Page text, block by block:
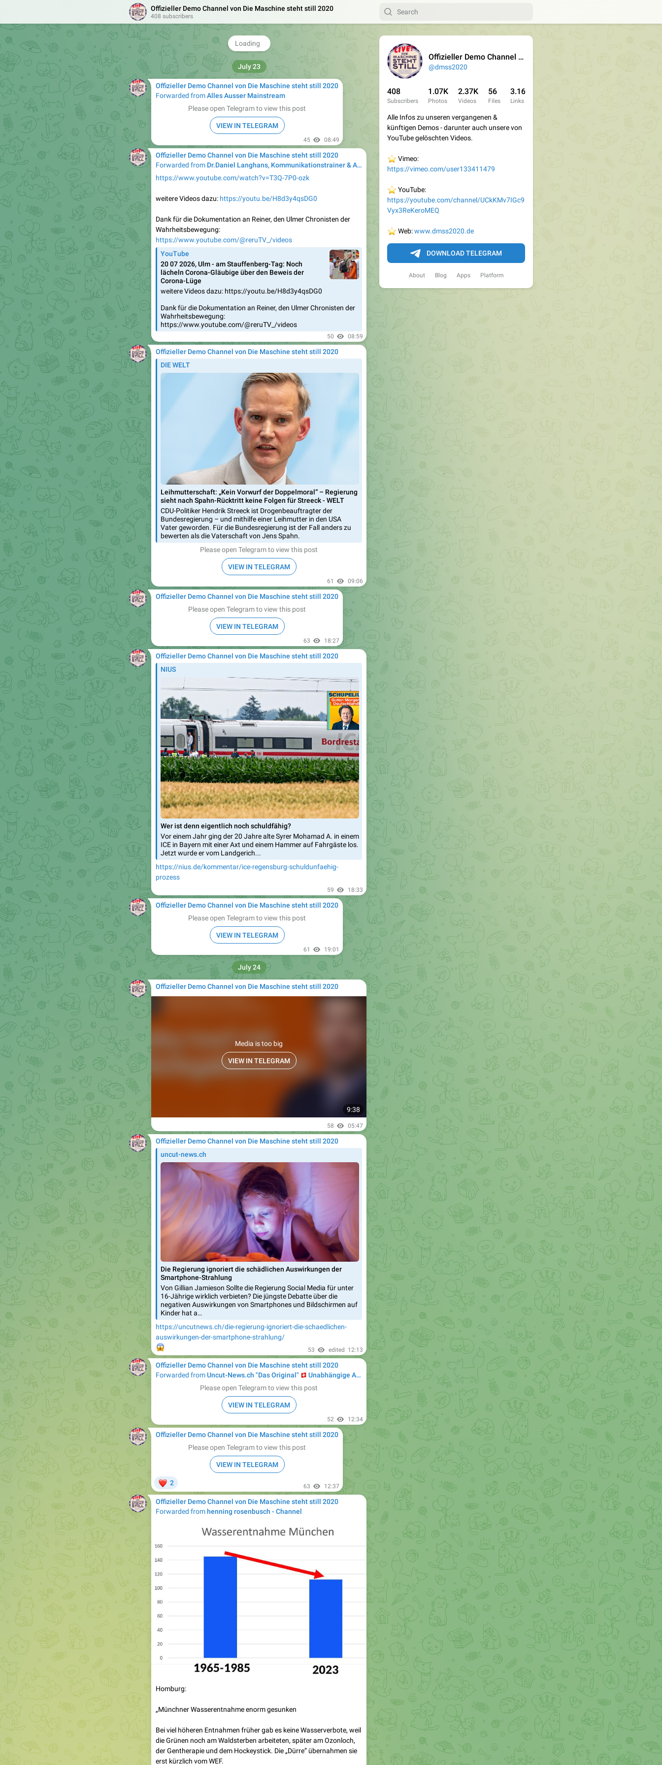
Offizieller Demo Channel von Die Maschine steht still 2020
@dmss2020
408
Subscribers
1.07K
Photos
2.37K
Videos
56
Files
3.16K
Links
Alle Infos zu unseren vergangenen &
künftigen Demos - darunter auch unsere von
YouTube gelöschten Videos.
⭐️Vimeo:
https://vimeo.com/user133411479
⭐️YouTube:
https://youtube.com/channel/UCkKMv7IGc9
Vyx3ReKeroMEQ
⭐️Web:www.dmss2020.de
DOWNLOAD TELEGRAM
About Blog Apps Platform
Offizieller Demo Channel von Die Maschine steht still 2020
408 subscribers
Offizieller Demo Channel von Die Maschine steht still 2020
Forwarded fromAlles Ausser Mainstream
Please open Telegram to view this post
VIEW IN TELEGRAM
45 08:49
July 23
Offizieller Demo Channel von Die Maschine steht still 2020
Forwarded from Dr.Daniel Langhans, Kommunikationstrainer & Aktivist für die Menschenwürde
https://www.youtube.com/watch?v=T3Q-7P0-ozk
weitere Videos dazu: https://youtu.be/H8d3y4qsDG0
Dank für die Dokumentation an Reiner, den Ulmer Chronisten der
Wahrheitsbewegung:
https://www.youtube.com/@reruTV_/videos
YouTube
20 07 2026, Ulm - am Stauffenberg-Tag: Noch
lächeln Corona-Gläubige über den Beweis der
Corona-Lüge
weitere Videos dazu: https://youtu.be/H8d3y4qsDG0
Dank für die Dokumentation an Reiner, den Ulmer Chronisten der
Wahrheitsbewegung:
https://www.youtube.com/@reruTV_/videos
50 08:59
Offizieller Demo Channel von Die Maschine steht still 2020
DIE WELT
Leihmutterschaft: „Kein Vorwurf der Doppelmoral“ – Regierung
sieht nach Spahn-Rücktritt keine Folgen für Streeck - WELT
CDU-Politiker Hendrik Streeck ist Drogenbeauftragter der
Bundesregierung – und mithilfe einer Leihmutter in den USA
Vater geworden. Für die Bundesregierung ist der Fall anders zu
bewerten als die Vaterschaft von Jens Spahn.
Please open Telegram to view this post
VIEW IN TELEGRAM
61 09:06
Offizieller Demo Channel von Die Maschine steht still 2020
Please open Telegram to view this post
VIEW IN TELEGRAM
63 18:27
Offizieller Demo Channel von Die Maschine steht still 2020
NIUS
Wer ist denn eigentlich noch schuldfähig?
Vor einem Jahr ging der 20 Jahre alte Syrer Mohamad A. in einem
ICE in Bayern mit einer Axt und einem Hammer auf Fahrgäste los.
Jetzt wurde er vom Landgerich...
https://nius.de/kommentar/ice-regensburg-schuldunfaehig-
prozess
59 18:33
Offizieller Demo Channel von Die Maschine steht still 2020
Please open Telegram to view this post
VIEW IN TELEGRAM
61 19:01
Offizieller Demo Channel von Die Maschine steht still 2020
9:38
Media is too big
VIEW IN TELEGRAM
58 05:47
July 24
Offizieller Demo Channel von Die Maschine steht still 2020
uncut-news.ch
Die Regierung ignoriert die schädlichen Auswirkungen der
Smartphone-Strahlung
Von Gillian Jamieson Sollte die Regierung Social Media für unter
16-Jährige wirklich verbieten? Die jüngste Debatte über die
negativen Auswirkungen von Smartphones und Bildschirmen auf
Kinder hat a…
https://uncutnews.ch/die-regierung-ignoriert-die-schaedlichen-
auswirkungen-der-smartphone-strahlung/
😱
53 edited 12:13
Offizieller Demo Channel von Die Maschine steht still 2020
Forwarded fromUncut-News.ch "Das Original"
🇨🇭
Unabhängige Analysen und Informationen zu Geopolitik, Wirtschaft, Gesundheit, Technologie
Please open Telegram to view this post
VIEW IN TELEGRAM
52 12:34
Offizieller Demo Channel von Die Maschine steht still 2020
Please open Telegram to view this post
VIEW IN TELEGRAM
❤
2 63 12:37
Offizieller Demo Channel von Die Maschine steht still 2020
Forwarded from henning rosenbusch - Channel
Homburg:
„Münchner Wasserentnahme enorm gesunken
Bei viel höheren Entnahmen früher gab es keine Wasserverbote, weil
die Grünen noch am Waldsterben arbeiteten, später am Ozonloch,
der Gentherapie und dem Hockeystick. Die „Dürre” übernahmen sie
erst kürzlich vom WEF.